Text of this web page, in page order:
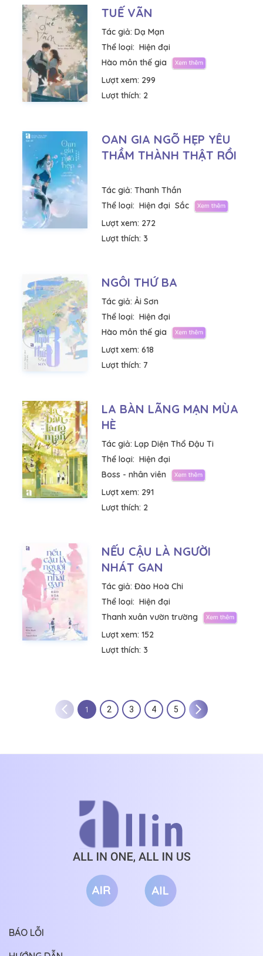
TUẾ VÃN
Tác giả: Dạ Mạn
Thể loại: Hiện đại
Hào môn thế gia
Lượt xem: 299
Lượt thích: 2
OAN GIA NGÕ HẸP YÊU
THẦM THÀNH THẬT RỒI
Tác giả: Thanh Thần
Thể loại: Hiện đại Sắc
Lượt xem: 272
Lượt thích: 3
NGÔI THỨ BA
Tác giả: Ải Sơn
Thể loại: Hiện đại
Hào môn thế gia
Lượt xem: 618
Lượt thích: 7
LA BÀN LÃNG MẠN MÙA
HÈ
Tác giả: Lạp Diện Thổ Đậu Ti
Thể loại: Hiện đại
Boss - nhân viên
Lượt xem: 291
Lượt thích: 2
NẾU CẬU LÀ NGƯỜI
NHÁT GAN
Tác giả: Đào Hoà Chi
Thể loại: Hiện đại
Thanh xuân vườn trường
Lượt xem: 152
Lượt thích: 3
1 2 3 4 5
BÁO LỖI